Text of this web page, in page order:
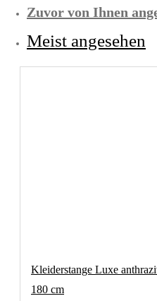
Zuvor von Ihnen
Meist angesehen
Kleiderstange Luxe
180 cm